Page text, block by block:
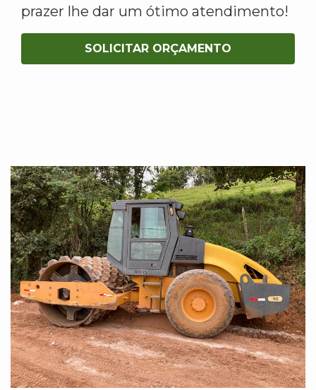
prazer lhe dar um ótimo atendimento!
SOLICITAR ORÇAMENTO